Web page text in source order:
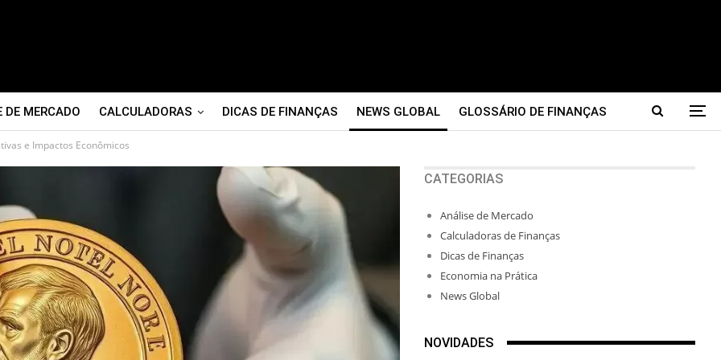
DE MERCADO CALCULADORAS DICAS DE FINANÇAS NEWS GLOBAL GLOSSÁRIO DE FINANÇAS
e Impactos Econômicos
CATEGORIAS
Análise de Mercado
Calculadoras de Finanças
Dicas de Finanças
Economia na Prática
News Global
NOVIDADES